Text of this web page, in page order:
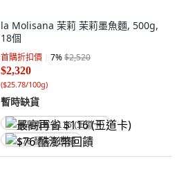
la Molisana 茉莉 茉莉墨魚麵, 500g,
18個
首購折扣價 7%$2,520
$2,320
($25.78/100g)
暫時缺貨
最高再省 $116 (王道卡)
$76 酷澎幣回饋